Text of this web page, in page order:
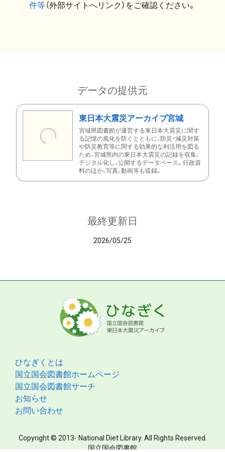
件等（外部サイトへリンク）をご確認ください。
データの提供元
東日本大震災アーカイブ宮城
宮城県図書館が運営する東日本大震災に関す
る記憶の風化を防ぐとともに、防災・減災対策
や防災教育等に関する効果的な利活用を図る
ため、宮城県内の東日本大震災の記録を収集、
デジタル化し、公開するデータベース。行政資
料のほか、写真、動画等も収録。
最終更新日
2026/05/25
ひなぎくとは
国立国会図書館ホームページ
国立国会図書館サーチ
お知らせ
お問い合わせ
Copyright © 2013- National Diet Library. All Rights Reserved.